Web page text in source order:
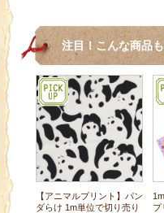
注目！こんな商品
【アニマルプリント】パン
ダらけ 1m単位で切り売り
プ